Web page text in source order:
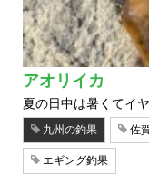
アオリイカ
夏の日中は暑くてイ
九州の釣果 佐
エギング釣果